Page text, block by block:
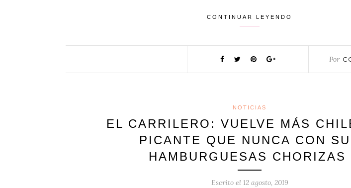
CONTINUAR LEYENDO
Por
NOTICIAS
EL CARRILERO: VUELVE MÁS
PICANTE QUE NUNCA CON
HAMBURGUESAS CHORIZAS
Escrito el 12 agosto, 2019